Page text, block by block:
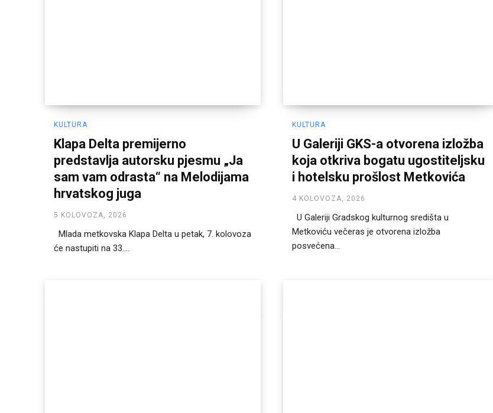
KULTURA
Klapa Delta premijerno
predstavlja autorsku pjesmu „Ja
sam vam odrasta“ na Melodijama
hrvatskog juga
5 KOLOVOZA, 2026
Mlada metkovska Klapa Delta u petak, 7. kolovoza
će nastupiti na 33....
KULTURA
U Galeriji GKS-a otvorena izložba
koja otkriva bogatu ugostiteljsku
i hotelsku prošlost Metkovića
4 KOLOVOZA, 2026
U Galeriji Gradskog kulturnog središta u
Metkoviću večeras je otvorena izložba
posvećena...